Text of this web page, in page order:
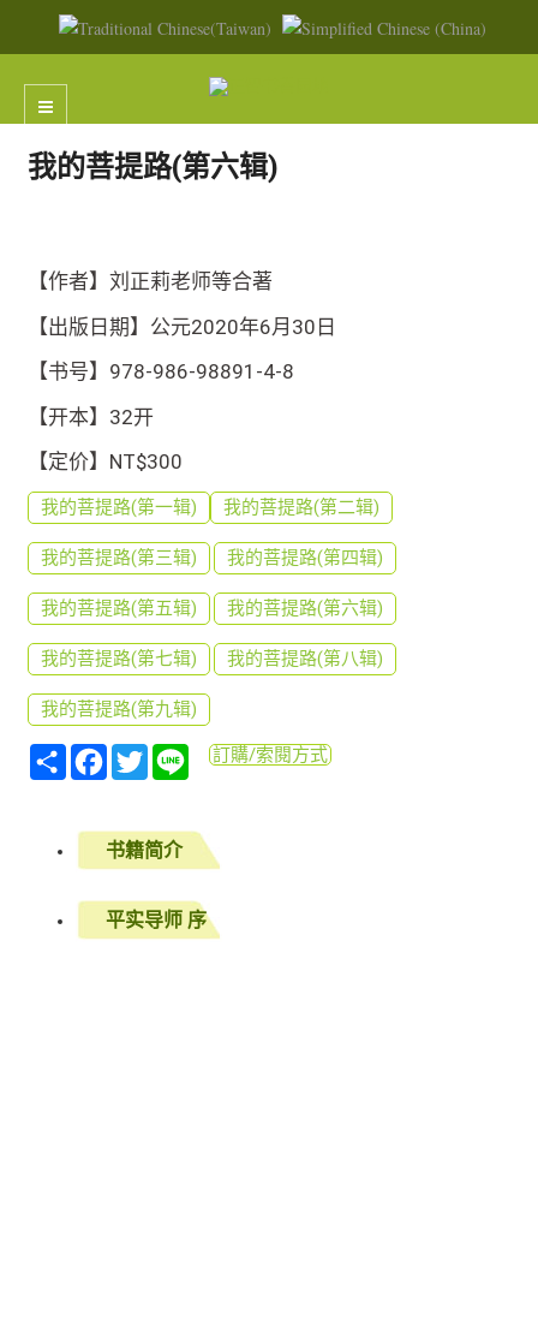
我的菩提路(第六辑)
【作者】刘正莉老师等合著
【出版日期】公元2020年6月30日
【书号】978-986-98891-4-8
【开本】32开
【定价】NT$300
我的菩提路(第一辑) 我的菩提路(第二辑)
我的菩提路(第三辑) 我的菩提路(第四辑)
我的菩提路(第五辑) 我的菩提路(第六辑)
我的菩提路(第七辑) 我的菩提路(第八辑)
我的菩提路(第九辑)
分
享
Facebook
TwitterLine訂購/索閱方式
书籍简介
平实导师 序